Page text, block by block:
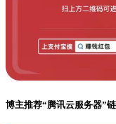
博主推荐“腾讯云服务器”